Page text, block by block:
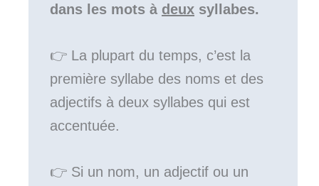
dans les mots à deux syllabes.
👉 La plupart du temps, c’est la
première syllabe des noms et des
adjectifs à deux syllabes qui est
accentuée.
👉 Si un nom, un adjectif ou un